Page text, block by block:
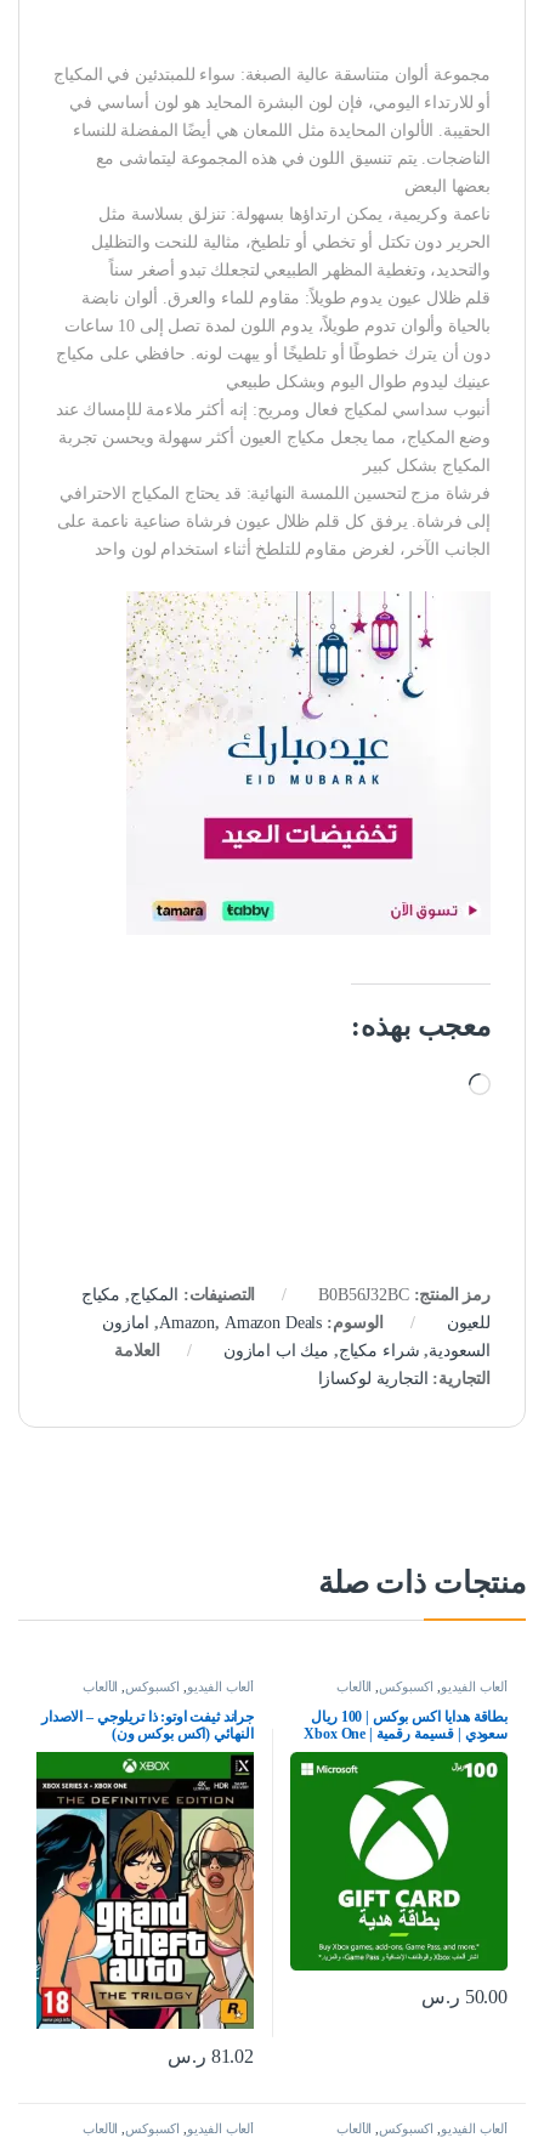
مجموعة ألوان متناسقة عالية الصبغة: سواء للمبتدئين في المكياج
أو للارتداء اليومي، فإن لون البشرة المحايد هو لون أساسي في
الحقيبة. الألوان المحايدة مثل اللمعان هي أيضًا المفضلة للنساء
الناضجات. يتم تنسيق اللون في هذه المجموعة ليتماشى مع
بعضها البعض
ناعمة وكريمية، يمكن ارتداؤها بسهولة: تنزلق بسلاسة مثل
الحرير دون تكتل أو تخطي أو تلطيخ، مثالية للنحت والتظليل
والتحديد، وتغطية المظهر الطبيعي لتجعلك تبدو أصغر سناً
قلم ظلال عيون يدوم طويلاً: مقاوم للماء والعرق. ألوان نابضة
بالحياة وألوان تدوم طويلاً، يدوم اللون لمدة تصل إلى 10 ساعات
دون أن يترك خطوطًا أو تلطيخًا أو يبهت لونه. حافظي على مكياج
عينيك ليدوم طوال اليوم وبشكل طبيعي
أنبوب سداسي لمكياج فعال ومريح: إنه أكثر ملاءمة للإمساك عند
وضع المكياج، مما يجعل مكياج العيون أكثر سهولة ويحسن تجربة
المكياج بشكل كبير
فرشاة مزج لتحسين اللمسة النهائية: قد يحتاج المكياج الاحترافي
إلى فرشاة. يرفق كل قلم ظلال عيون فرشاة صناعية ناعمة على
الجانب الآخر، لغرض مقاوم للتلطخ أثناء استخدام لون واحد
معجب بهذه:
جاري التحميل…
رمز المنتج:B0B56J32BC التصنيفات: المكياج, مكياج
للعيون
الوسوم: Amazon, Amazon Deals
, امازون
السعودية, شراء مكياج, ميك اب امازون
العلامة
التجارية: التجارية لوكسازا
منتجات ذات صلة
ألعاب الفيديو اكسبوكس الألعاب
بطاقة هدايا اكس بوكس | 100 ريال
سعودي | قسيمة رقمية | Xbox One
سلسلة S | X وويندوز | (كود التحميل)
– حساب المملكة العربية السعودية
50.00 ر.س
ألعاب الفيديو اكسبوكس الألعاب
جراند ثيفت اوتو: ذا تريلوجي – الاصدار
النهائي (اكس بوكس ون)
81.02 ر.س
ألعاب الفيديو اكسبوكس الألعاب ألعاب الفيديو اكسبوكس الألعاب